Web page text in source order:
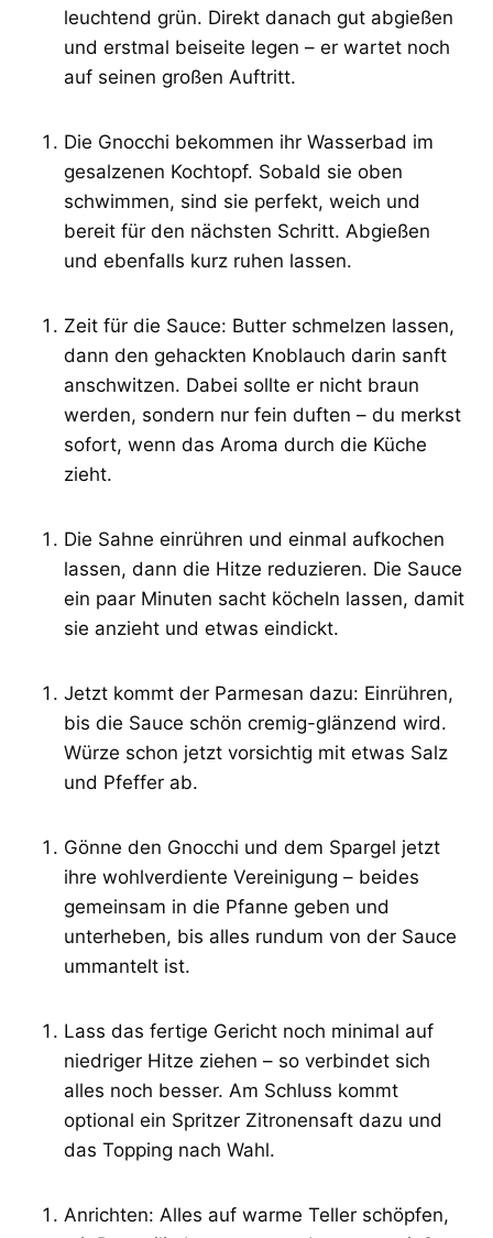
leuchtend grün. Direkt danach gut abgießen
und erstmal beiseite legen – er wartet noch
auf seinen großen Auftritt.
Die Gnocchi bekommen ihr Wasserbad im
gesalzenen Kochtopf. Sobald sie oben
schwimmen, sind sie perfekt, weich und
bereit für den nächsten Schritt. Abgießen
und ebenfalls kurz ruhen lassen.
Zeit für die Sauce: Butter schmelzen lassen,
dann den gehackten Knoblauch darin sanft
anschwitzen. Dabei sollte er nicht braun
werden, sondern nur fein duften – du merkst
sofort, wenn das Aroma durch die Küche
zieht.
Die Sahne einrühren und einmal aufkochen
lassen, dann die Hitze reduzieren. Die Sauce
ein paar Minuten sacht köcheln lassen, damit
sie anzieht und etwas eindickt.
Jetzt kommt der Parmesan dazu: Einrühren,
bis die Sauce schön cremig-glänzend wird.
Würze schon jetzt vorsichtig mit etwas Salz
und Pfeffer ab.
Gönne den Gnocchi und dem Spargel jetzt
ihre wohlverdiente Vereinigung – beides
gemeinsam in die Pfanne geben und
unterheben, bis alles rundum von der Sauce
ummantelt ist.
Lass das fertige Gericht noch minimal auf
niedriger Hitze ziehen – so verbindet sich
alles noch besser. Am Schluss kommt
optional ein Spritzer Zitronensaft dazu und
das Topping nach Wahl.
Anrichten: Alles auf warme Teller schöpfen,